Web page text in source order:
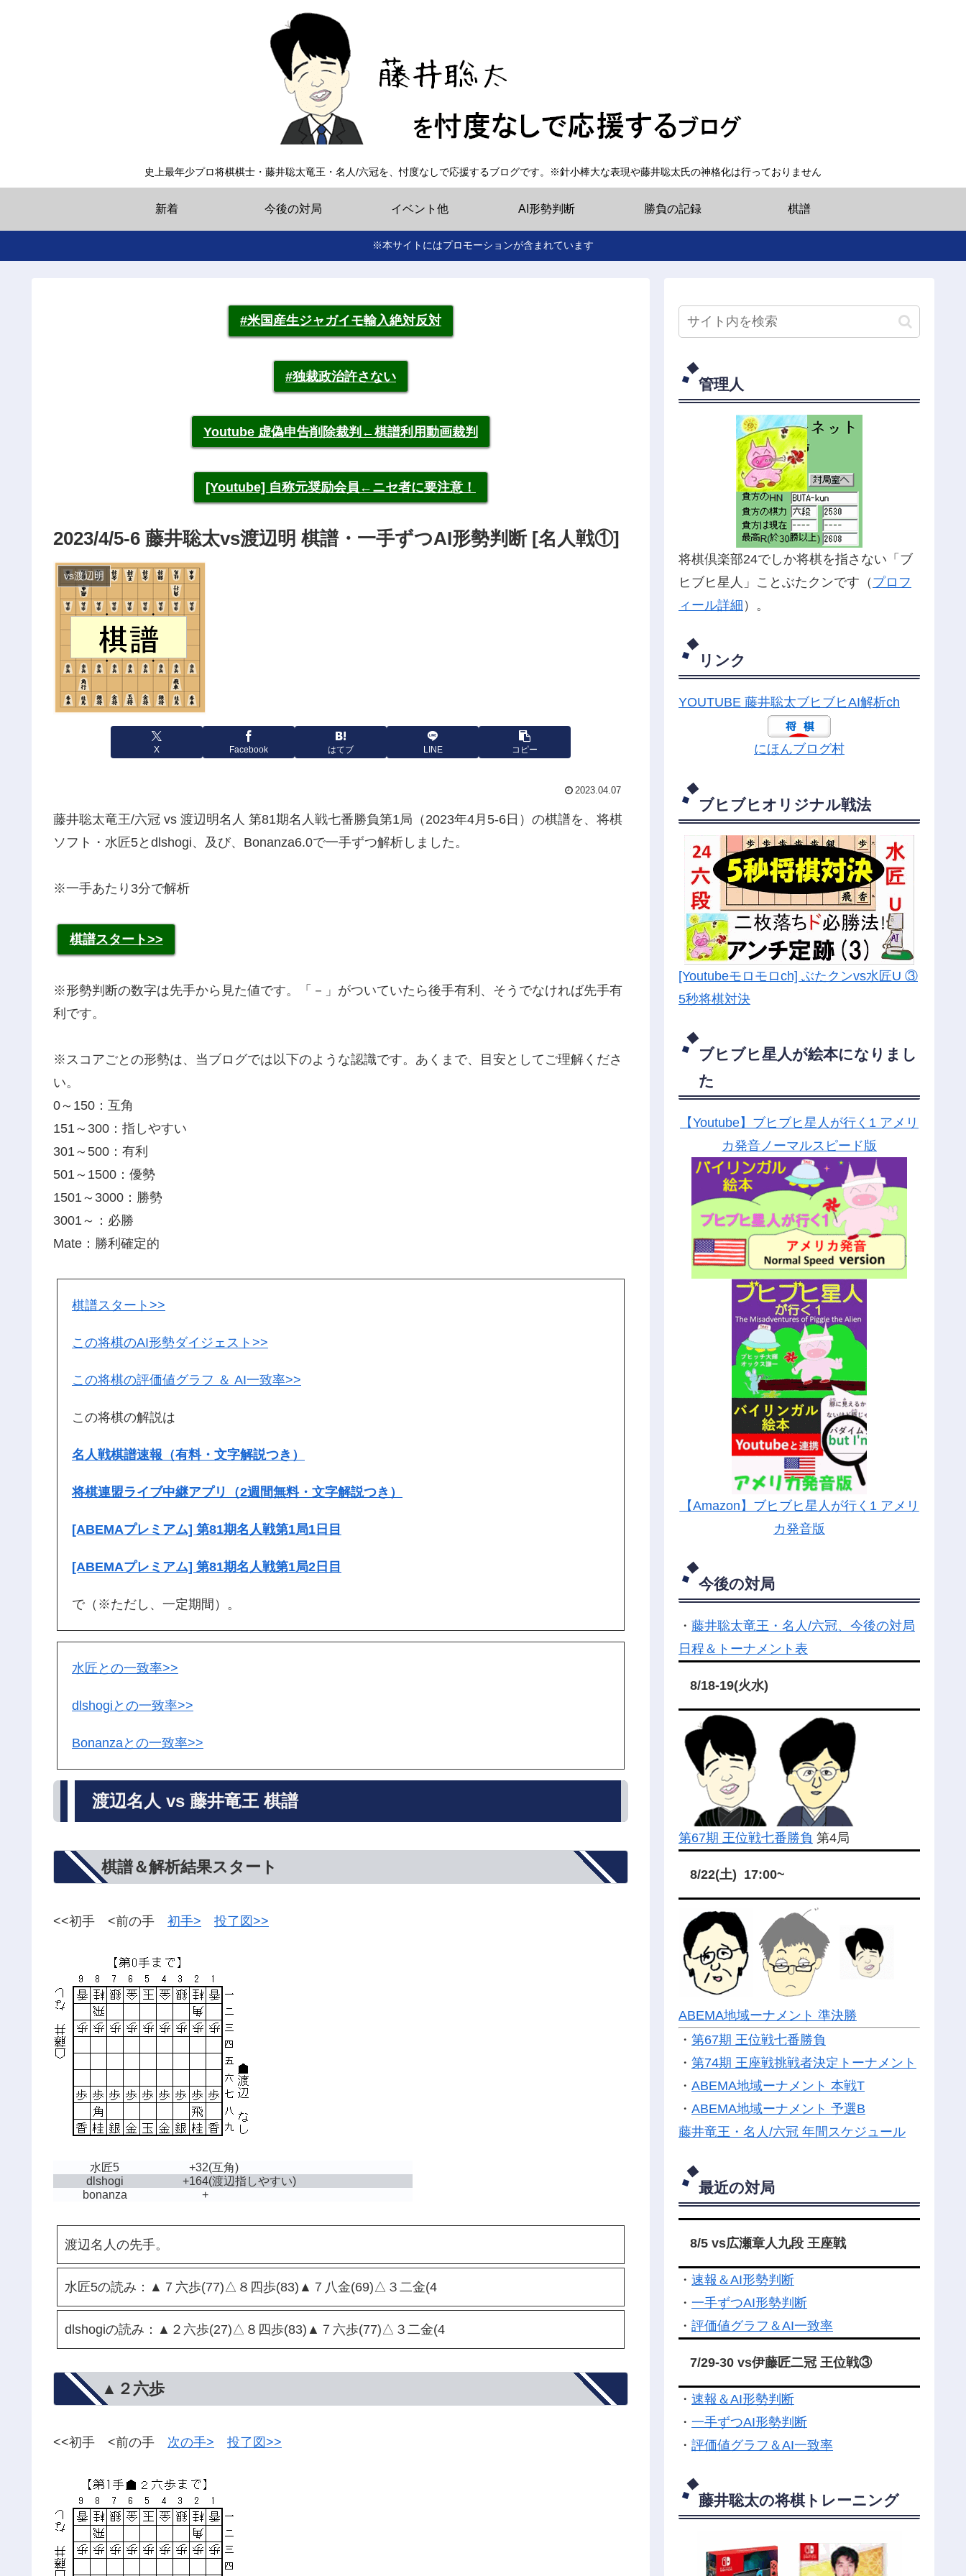
史上最年少プロ将棋棋士・藤井聡太竜王・名人/六冠を、忖度なしで応援するブログです。※針小棒大な表現や藤井聡太氏の神格化は行っておりません
新着 今後の対局 イベント他 AI形勢判断 勝負の記録 棋譜
※本サイトにはプロモーションが含まれています
#米国産生ジャガイモ輸入絶対反対
#独裁政治許さない
Youtube 虚偽申告削除裁判←棋譜利用動画裁判
[Youtube] 自称元奨励会員←ニセ者に要注意！
2023/4/5-6 藤井聡太vs渡辺明 棋譜・一手ずつAI形勢判断 [名人戦①]
vs渡辺明
X Facebook はてブ LINE コピー
2023.04.07
藤井聡太竜王/六冠 vs 渡辺明名人 第81期名人戦七番勝負第1局（2023年4月5-6日）の棋譜を、将棋
ソフト・水匠5とdlshogi、及び、Bonanza6.0で一手ずつ解析しました。
※一手あたり3分で解析
棋譜スタート>>
※形勢判断の数字は先手から見た値です。「－」がついていたら後手有利、そうでなければ先手有
利です。
※スコアごとの形勢は、当ブログでは以下のような認識です。あくまで、目安としてご理解くださ
い。
0～150：互角
151～300：指しやすい
301～500：有利
501～1500：優勢
1501～3000：勝勢
3001～：必勝
Mate：勝利確定的
棋譜スタート>>
この将棋のAI形勢ダイジェスト>>
この将棋の評価値グラフ ＆ AI一致率>>
この将棋の解説は
名人戦棋譜速報（有料・文字解説つき）
将棋連盟ライブ中継アプリ（2週間無料・文字解説つき）
[ABEMAプレミアム] 第81期名人戦第1局1日目
[ABEMAプレミアム] 第81期名人戦第1局2日目
で（※ただし、一定期間）。
水匠との一致率>>
dlshogiとの一致率>>
Bonanzaとの一致率>>
渡辺名人 vs 藤井竜王 棋譜
棋譜＆解析結果スタート
<<初手 <前の手 初手> 投了図>>
水匠5 +32(互角)
dlshogi
+164(渡辺指しやすい)
bonanza
+
渡辺名人の先手。
水匠5の読み：▲７六歩(77)△８四歩(83)▲７八金(69)△３二金(4
dlshogiの読み：▲２六歩(27)△８四歩(83)▲７六歩(77)△３二金(4
▲２六歩
<<初手 <前の手 次の手> 投了図>>
管理人
将棋倶楽部24でしか将棋を指さない「ブ
ヒブヒ星人」ことぶたクンです（ プロフ
ィール詳細 ）。
リンク
YOUTUBE 藤井聡太ブヒブヒAI解析ch
にほんブログ村
ブヒブヒオリジナル戦法
[Youtubeモロモロch] ぶたクンvs水匠U ③
5秒将棋対決
ブヒブヒ星人が絵本になりまし
た
【Youtube】ブヒブヒ星人が行く1 アメリ
カ発音ノーマルスピード版
【Amazon】ブヒブヒ星人が行く1 アメリ
カ発音版
今後の対局
・ 藤井聡太竜王・名人/六冠、今後の対局
日程＆トーナメント表
8/18-19(火水)
第67期 王位戦七番勝負 第4局
8/22(土) 17:00~
ABEMA地域ーナメント 準決勝
・ 第67期 王位戦七番勝負
・ 第74期 王座戦挑戦者決定トーナメント
・ ABEMA地域ーナメント 本戦T
・ ABEMA地域ーナメント 予選B
藤井竜王・名人/六冠 年間スケジュール
最近の対局
8/5 vs広瀬章人九段 王座戦
・ 速報＆AI形勢判断
・ 一手ずつAI形勢判断
・ 評価値グラフ＆AI一致率
7/29-30 vs伊藤匠二冠 王位戦③
・ 速報＆AI形勢判断
・ 一手ずつAI形勢判断
・ 評価値グラフ＆AI一致率
藤井聡太の将棋トレーニング